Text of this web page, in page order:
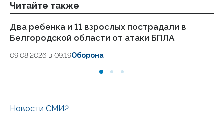
Читайте также
Два ребенка и 11 взрослых пострадали в
Белгородской области от атаки БПЛА
09.08.2026 в 09:19Оборона
Новости СМИ2